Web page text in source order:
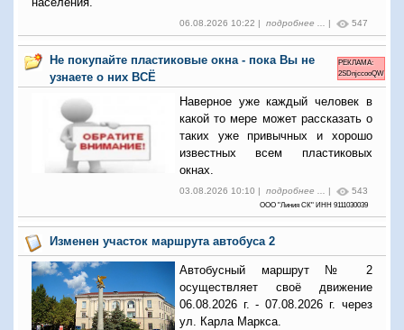
06.08.2026 10:22 | подробнее ... | 547
Не покупайте пластиковые окна - пока Вы не
узнаете о них ВСЁ
РЕКЛАМА:
2SDnjccooQW
Наверное уже каждый человек в
какой то мере может рассказать о
таких уже привычных и хорошо
известных всем пластиковых
окнах.
03.08.2026 10:10 | подробнее ... | 543
ООО "Линия СК" ИНН 9111030039
Изменен участок маршрута автобуса 2
Автобусный маршрут № 2
осуществляет своё движение
06.08.2026 г. - 07.08.2026 г. через
ул. Карла Маркса.